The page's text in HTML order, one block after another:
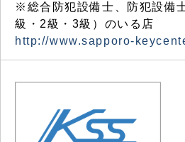
※総合防犯設備士、防犯設備
級・2級・3級）のいる店
http://www.sapporo-